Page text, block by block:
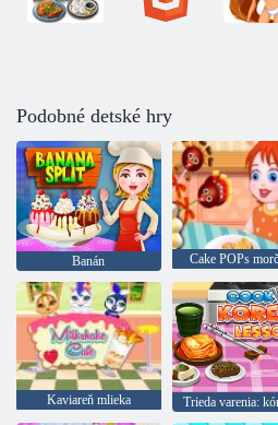
Podobné detské hry
Banán Cake POPs
Kaviareň mlieka